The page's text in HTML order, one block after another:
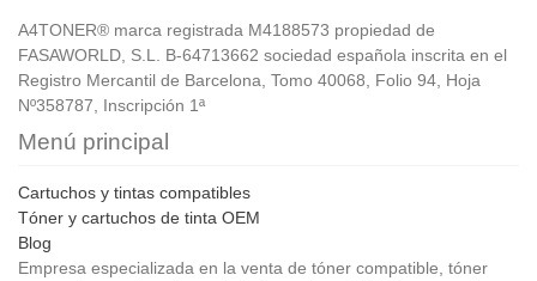
A4TONER® marca registrada M4188573 propiedad de
FASAWORLD, S.L. B-64713662 sociedad española inscrita en el
Registro Mercantil de Barcelona, Tomo 40068, Folio 94, Hoja
Nº358787, Inscripción 1ª
Menú principal
Cartuchos y tintas compatibles
Tóner y cartuchos de tinta OEM
Blog
Empresa especializada en la venta de tóner compatible, tóner